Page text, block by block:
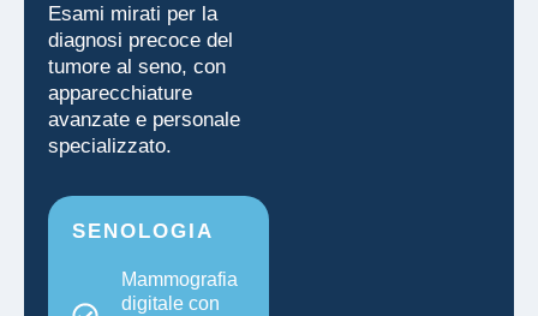
Esami mirati per la
diagnosi precoce del
tumore al seno, con
apparecchiature
avanzate e personale
specializzato.
SENOLOGIA
Mammografia
digitale con